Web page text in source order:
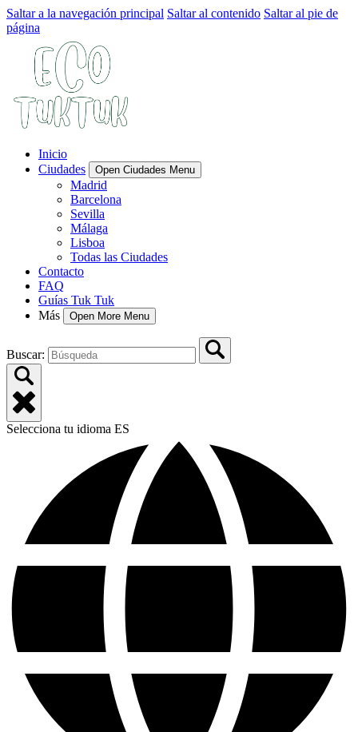
Saltar a la navegación principal Saltar al contenido Saltar al pie de
página
Inicio
Ciudades
Open Ciudades Menu
Madrid
Barcelona
Sevilla
Málaga
Lisboa
Todas las Ciudades
Contacto
FAQ
Guías Tuk Tuk
Más
Open More Menu
Buscar:
Selecciona tu idioma ES